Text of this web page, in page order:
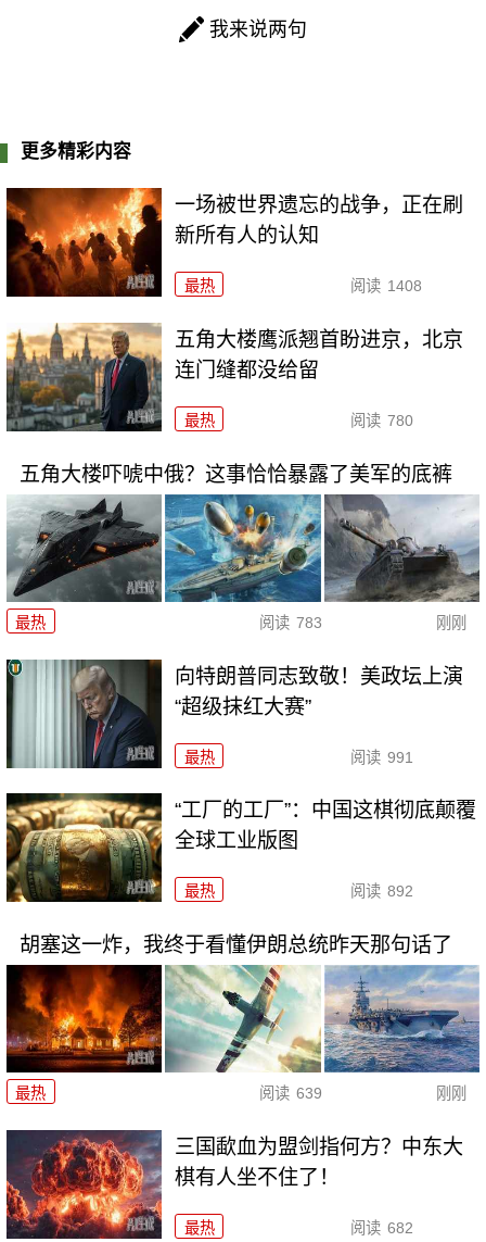
我来说两句
更多精彩内容
一场被世界遗忘的战争，正在刷
新所有人的认知
最热 阅读 1408
五角大楼鹰派翘首盼进京，北京
连门缝都没给留
最热 阅读 780
五角大楼吓唬中俄？这事恰恰暴露了美军的底裤
最热 阅读 783 刚刚
向特朗普同志致敬！美政坛上演
“超级抹红大赛”
最热 阅读 991
“工厂的工厂”：中国这棋彻底颠覆
全球工业版图
最热 阅读 892
胡塞这一炸，我终于看懂伊朗总统昨天那句话了
最热 阅读 639 刚刚
三国歃血为盟剑指何方？中东大
棋有人坐不住了！
最热 阅读 682